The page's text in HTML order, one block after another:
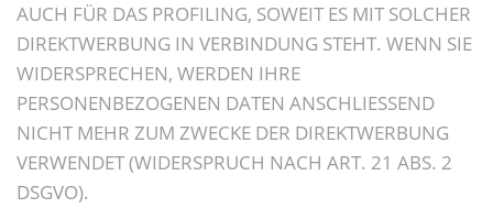
AUCH FÜR DAS PROFILING, SOWEIT ES MIT SOLCHER
DIREKTWERBUNG IN VERBINDUNG STEHT. WENN SIE
WIDERSPRECHEN, WERDEN IHRE
PERSONENBEZOGENEN DATEN ANSCHLIESSEND
NICHT MEHR ZUM ZWECKE DER DIREKTWERBUNG
VERWENDET (WIDERSPRUCH NACH ART. 21 ABS. 2
DSGVO).